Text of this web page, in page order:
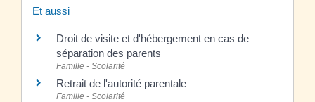
Et aussi
Droit de visite et d'hébergement en cas de
séparation des parents
Famille - Scolarité
Retrait de l'autorité parentale
Famille - Scolarité